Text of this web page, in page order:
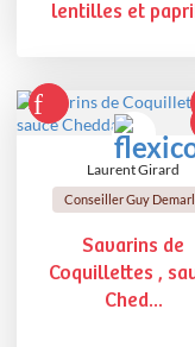
lentilles et
Laurent Girard
Conseiller Guy
Savarins de
Coquillettes ,
Ched...